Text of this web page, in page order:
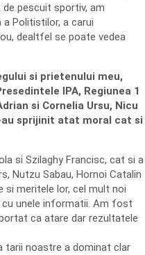
pescuit sportiv, am
Politistilor, a carui
dealtfel se poate vedea
si prietenului meu,
IPA, Regiunea 1
si Cornelia Ursu, Nicu
au sprijinit atat moral cat si
si Szilaghy Francisc, cat si a
Nutzu Sabau, Hornoi Catalin
si meritele lor, cel mult noi
unele informatii. Am fost
ca atare dar rezultatele
tarii noastre a dominat clar